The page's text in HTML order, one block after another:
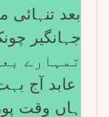
بعد
جہانگیر
تمہارے
ہاں وقت